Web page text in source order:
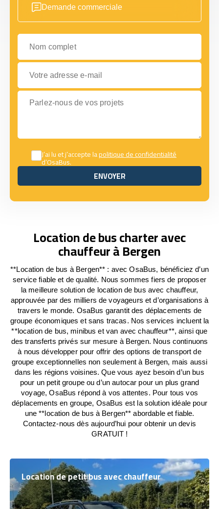
Demande commerciale
Nom complet
Votre adresse e-mail
Parlez-nous de vos projets
J’ai lu et j’accepte lapolitique de confidentialité
d’OsaBus.
ENVOYER
ENVOYER
Location de bus charter avec
chauffeur à Bergen
**Location de bus à Bergen** : avec OsaBus, bénéficiez d’un
service fiable et de qualité. Nous sommes fiers de proposer
la meilleure solution de location de bus avec chauffeur,
approuvée par des milliers de voyageurs et d’organisations à
travers le monde. OsaBus garantit des déplacements de
groupe économiques et sans tracas. Nos services incluent la
**location de bus, minibus et van avec chauffeur**, ainsi que
des transferts privés sur mesure à Bergen. Nous continuons
à nous développer pour offrir des options de transport de
groupe exceptionnelles non seulement à Bergen, mais aussi
dans les régions voisines. Que vous ayez besoin d’un bus
pour un petit groupe ou d’un autocar pour un plus grand
voyage, OsaBus répond à vos attentes. Pour tous vos
déplacements en groupe, OsaBus est la solution idéale pour
une **location de bus à Bergen** abordable et fiable.
Contactez-nous dès aujourd’hui pour obtenir un devis
GRATUIT !
Location de petit bus avec chauffeur